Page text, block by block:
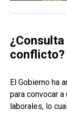
¿Consulta
conflicto?
El Gobierno ha
para convocar
laborales, lo